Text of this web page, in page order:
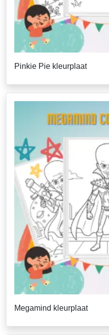
Pinkie Pie kleurplaat
Megamind kleurplaat